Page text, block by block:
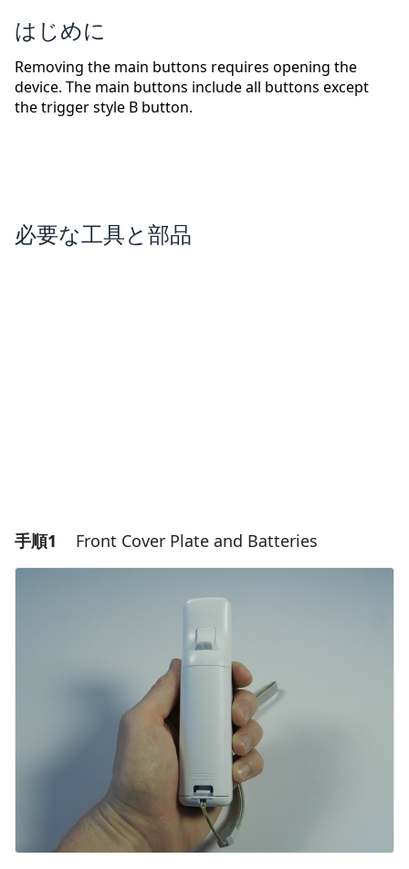
はじめに
Removing the main buttons requires opening the
device. The main buttons include all buttons except
the trigger style B button.
必要な工具と部品
手順1 Front Cover Plate and Batteries